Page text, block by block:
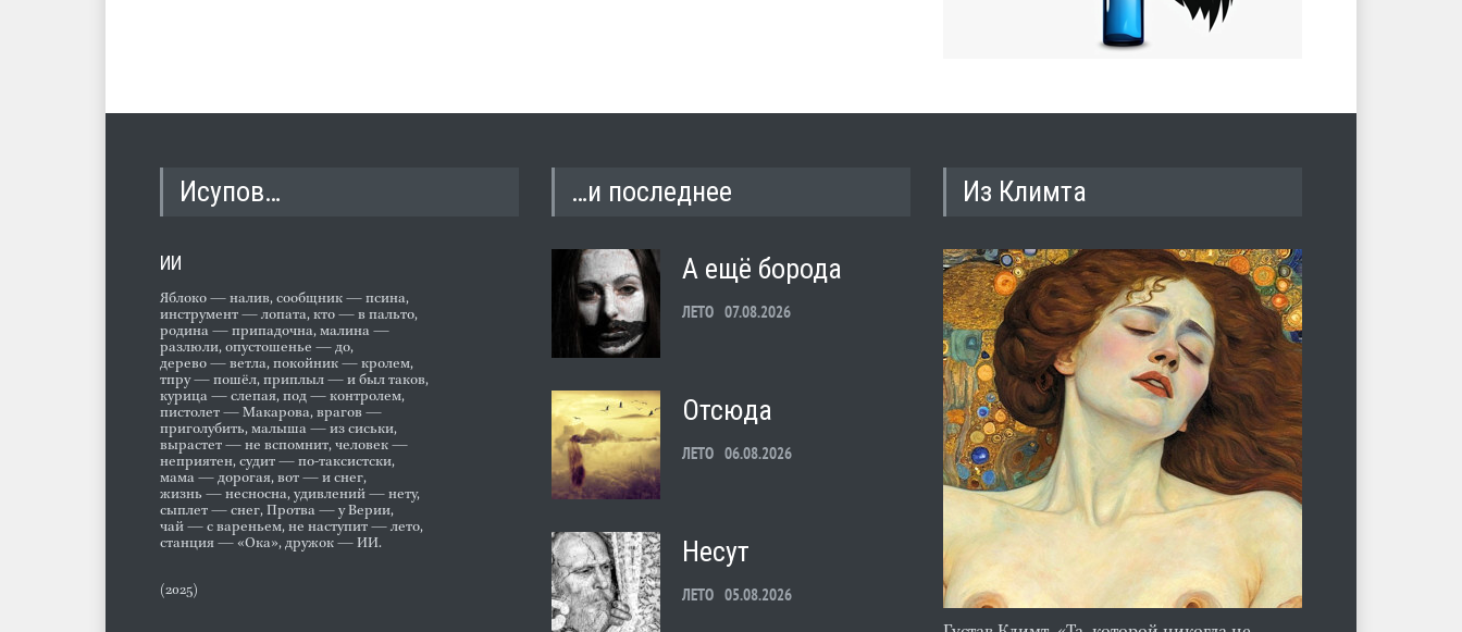
Исупов…
ИИ
Яблоко — налив, сообщник — псина,
инструмент — лопата, кто — в пальто,
родина — припадочна, малина —
разлюли, опустошенье — до,
дерево — ветла, покойник — кролем,
тпру — пошёл, приплыл — и был таков,
курица — слепая, под — контролем,
пистолет — Макарова, врагов —
приголубить, малыша — из сиськи,
вырастет — не вспомнит, человек —
неприятен, судит — по-таксистски,
мама — дорогая, вот — и снег,
жизнь — несносна, удивлений — нету,
сыплет — снег, Протва — у Верии,
чай — с вареньем, не наступит — лето,
станция — «Ока», дружок — ИИ.
(2025)
…и последнее
А ещё борода
ЛЕТО 07.08.2026
Отсюда
ЛЕТО 06.08.2026
Несут
ЛЕТО 05.08.2026
Из Климта